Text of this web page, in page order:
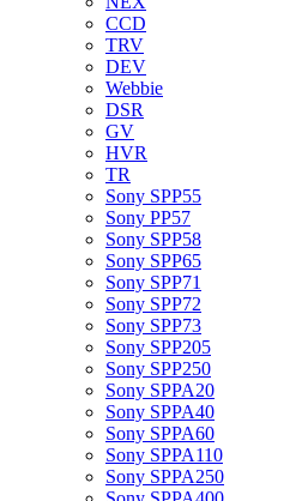
CCD
TRV
DEV
Webbie
DSR
GV
HVR
TR
Sony SPP55
Sony PP57
Sony SPP58
Sony SPP65
Sony SPP71
Sony SPP72
Sony SPP73
Sony SPP205
Sony SPP250
Sony SPPA20
Sony SPPA40
Sony SPPA60
Sony SPPA110
Sony SPPA250